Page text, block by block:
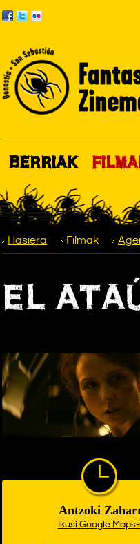
BERRIAK
Hasiera Filmak
EL
Antzoki
Ikusi Google